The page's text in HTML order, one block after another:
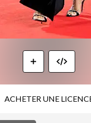
ACHETER UNE